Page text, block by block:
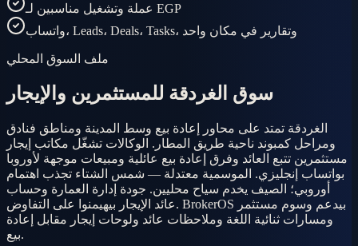
عملة وتشغيل مناسبين لـ EGP
واتساب، Leads، Deals، Tasks، وتقارير في مكان واحد
ملف السوق المحلي
سوق الغردقة للمستثمرين والإيجار
الغردقة تمتد على محاور إعادة بيع وسط المدينة ومناطق فنادق
ومراحل كمبوند ناحية طريق المطار. الوكالات تشغّل مكاتب إيجار
مستثمرين تتبع العائد وفرق إعادة بيع عائلية ومبيعات موجهة لأوروبا
بواتساب إنجليزي. الموسمية معتدلة — شمس الشتاء تجذب اهتمام
أوروبي؛ الصيف يخدم سياح محليين. جودة إدارة العمارة وحساب
عائد الإيجار بيهيمنوا على التفاوض. BrokerOS بيدعم وسوم مستثمر
ومسارات ثنائية اللغة وملاحظات عائد ولوحات إيجار مقابل إعادة
بيع.